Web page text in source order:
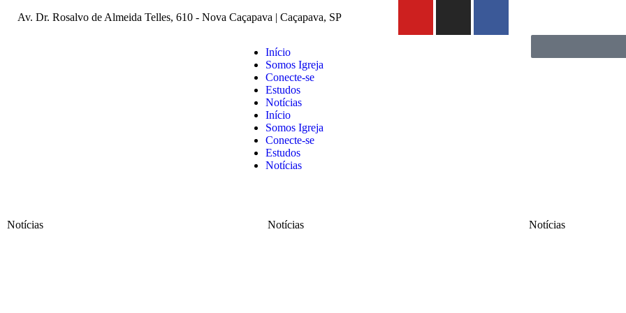
Av. Dr. Rosalvo de Almeida Telles, 610 - Nova Caçapava | Caçapava, SP
Início
Somos Igreja
Conecte-se
Estudos
Notícias
Início
Somos Igreja
Conecte-se
Estudos
Notícias
Notícias Notícias Notícias